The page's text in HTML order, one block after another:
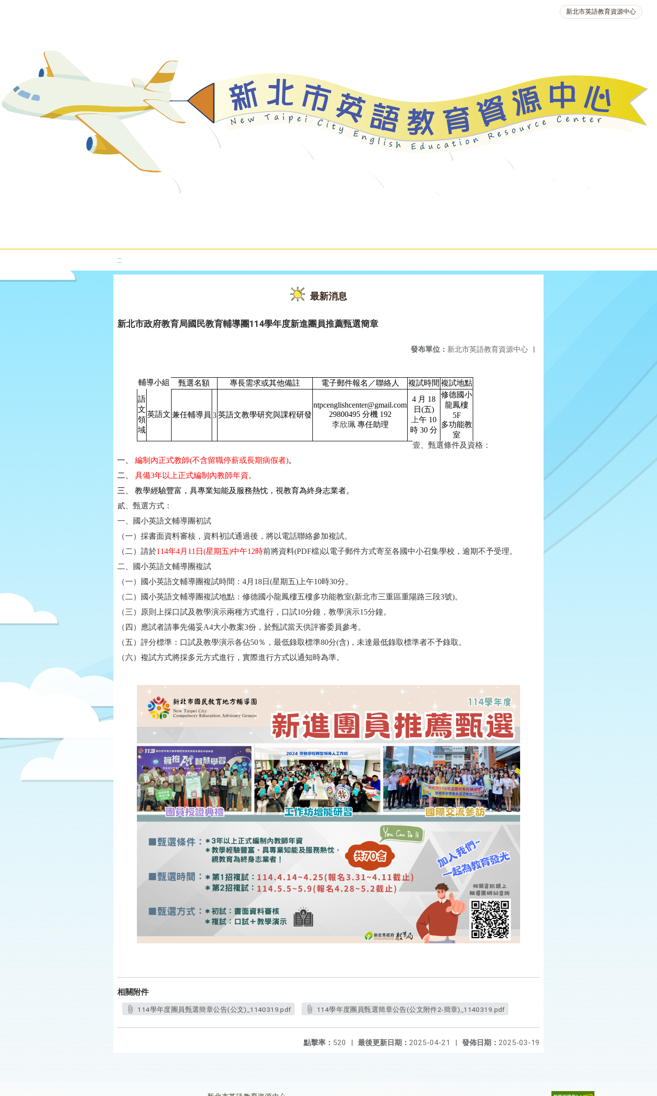
新北市英語教育資源中心
:::
最新消息
新北市政府教育局國民教育輔導團114學年度新進團員推薦甄選簡章
發布單位： 新北市英語教育資源中心 |
輔導小組 甄選名額 專長需求或其他備註 電子郵件報名／聯絡人 複試時間 複試地點
語
文
領
域
英語文 兼任輔導員 3英語文教學研究與課程研發
ntpcenglishcenter@gmail.com
29800495 分機 192
李欣珮專任助理
4 月 18
日(五)
上午 10
時 30 分
修德國小
龍鳳樓
5F
多功能教
室
壹、甄選條件及資格：
一、 編制內正式教師(不含留職停薪或長期病假者)。
二、 具備3年以上正式編制內教師年資。
三、 教學經驗豐富，具專業知能及服務熱忱，視教育為終身志業者。
貳、甄選方式：
一、國小英語文輔導團初試
（一）採書面資料審核，資料初試通過後，將以電話聯絡參加複試。
（二）請於114年4月11日(星期五)中午12時前將資料(PDF檔)以電子郵件方式寄至各國中小召集學校，逾期不予受理。
二、國小英語文輔導團複試
（一）國小英語文輔導團複試時間：4月18日(星期五)上午10時30分。
（二）國小英語文輔導團複試地點：修德國小龍鳳樓五樓多功能教室(新北市三重區重陽路三段3號)。
（三）原則上採口試及教學演示兩種方式進行，口試10分鐘，教學演示15分鐘。
（四）應試者請事先備妥A4大小教案3份，於甄試當天供評審委員參考。
（五）評分標準：口試及教學演示各佔50％，最低錄取標準80分(含)，未達最低錄取標準者不予錄取。
（六）複試方式將採多元方式進行，實際進行方式以通知時為準。
相關附件
114學年度團員甄選簡章公告(公文)_1140319.pdf 114學年度團員甄選簡章公告(公文附件2-簡章)_1140319.pdf
發佈日期： 2025-03-19
最後更新日期： 2025-04-21 |
點擊率： 520 |